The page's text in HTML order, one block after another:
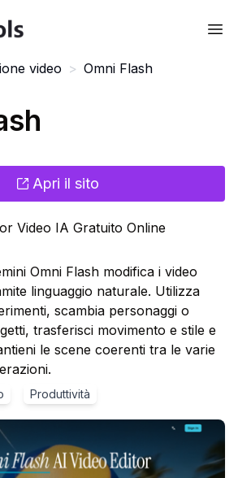
video > Omni Flash
Apri il sito
Video IA Gratuito Online
Omni Flash modifica i video
linguaggio naturale. Utilizza
scambia personaggi o
trasferisci movimento e stile e
le scene coerenti tra le varie
Produttività